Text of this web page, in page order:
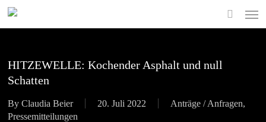
Skip
main
search
HITZEWELLE: Kochender Asphalt und null
Schatten
By Claudia Beier 20. Juli 2022 Anträge / Anfragen,
Pressemitteilungen